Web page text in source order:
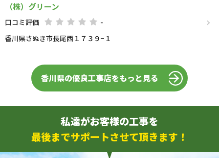
（株）グリーン
口コミ評価
-
香川県さぬき市長尾西１７３９−１
香川県の優良工事店をもっと見る
私達がお客様の工事を
最後までサポートさせて頂きます！